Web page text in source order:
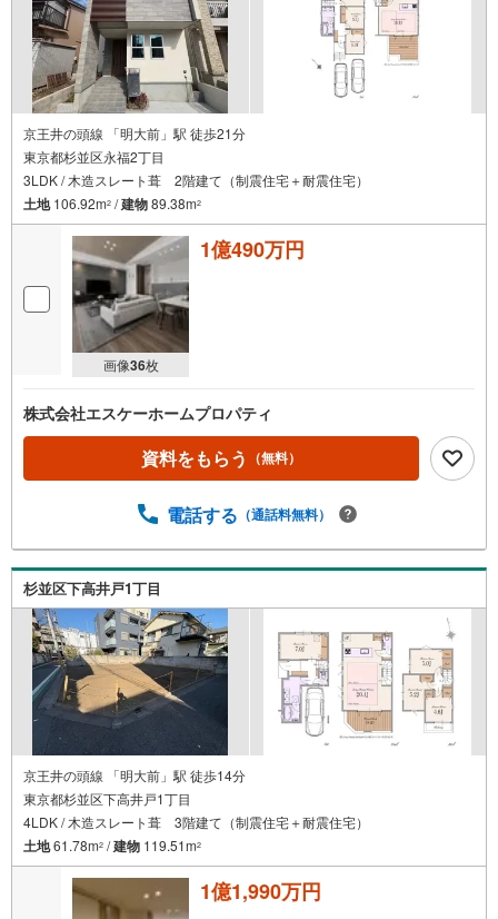
京王井の頭線 「明大前」駅 徒歩21分
東京都杉並区永福2丁目
3LDK / 木造スレート葺 2階建て（制震住宅＋耐震住宅）
土地106.92m2 /建物89.38m2
画像36枚
1億490万円
株式会社エスケーホームプロパティ
資料をもらう （無料）
電話する （通話料無料）
杉並区下高井戸1丁目
京王井の頭線 「明大前」駅 徒歩14分
東京都杉並区下高井戸1丁目
4LDK / 木造スレート葺 3階建て（制震住宅＋耐震住宅）
土地61.78m2 /建物 119.51m2
1億1,990万円